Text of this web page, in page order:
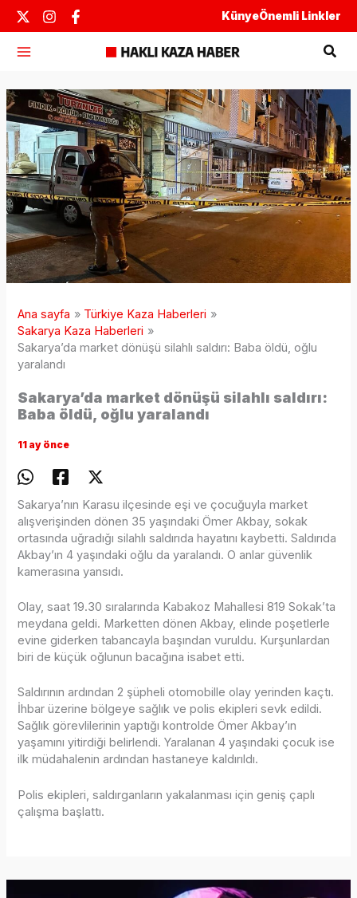
İçeriğe
atla
KünyeÖnemli Linkler
Ana sayfa
Türkiye Kaza Haberleri
Sakarya Kaza Haberleri
Sakarya’da market dönüşü silahlı saldırı: Baba öldü, oğlu
yaralandı
Sakarya’da market dönüşü silahlı saldırı:
Baba öldü, oğlu yaralandı
11 ay önce
Sakarya’nın Karasu ilçesinde eşi ve çocuğuyla market
alışverişinden dönen 35 yaşındaki Ömer Akbay, sokak
ortasında uğradığı silahlı saldırıda hayatını kaybetti. Saldırıda
Akbay’ın 4 yaşındaki oğlu da yaralandı. O anlar güvenlik
kamerasına yansıdı.
Olay, saat 19.30 sıralarında Kabakoz Mahallesi 819 Sokak’ta
meydana geldi. Marketten dönen Akbay, elinde poşetlerle
evine giderken tabancayla başından vuruldu. Kurşunlardan
biri de küçük oğlunun bacağına isabet etti.
Saldırının ardından 2 şüpheli otomobille olay yerinden kaçtı.
İhbar üzerine bölgeye sağlık ve polis ekipleri sevk edildi.
Sağlık görevlilerinin yaptığı kontrolde Ömer Akbay’ın
yaşamını yitirdiği belirlendi. Yaralanan 4 yaşındaki çocuk ise
ilk müdahalenin ardından hastaneye kaldırıldı.
Polis ekipleri, saldırganların yakalanması için geniş çaplı
çalışma başlattı.